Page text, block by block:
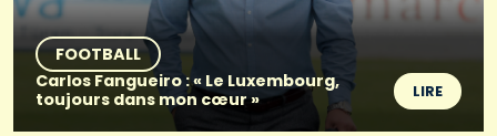
FOOTBALL
Carlos Fangueiro : « Le Luxembourg,
toujours dans mon cœur »
LIRE